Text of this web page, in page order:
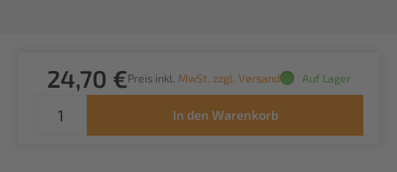
24,70 €Preis inkl. MwSt. zzgl. Versand Auf Lager
In den Warenkorb